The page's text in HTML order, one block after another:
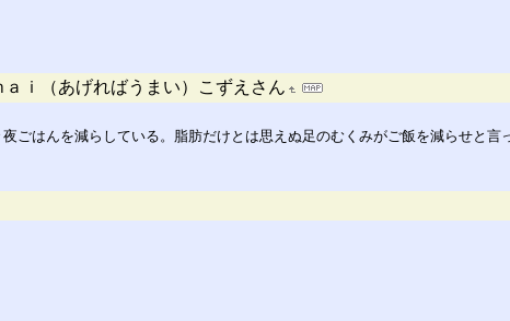
ａｉ（あげればうまい）こずえさん
ごはんを減らしている。脂肪だけとは思えぬ足のむくみがご飯を減らせと言